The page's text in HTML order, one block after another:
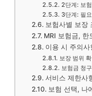
2단계: 보
3단계: 필
보험사별 보장
MRI 보험금, 한
이용 시 주의사
보장 범위
보험금 청
서비스 제한사
보험 선택, 나